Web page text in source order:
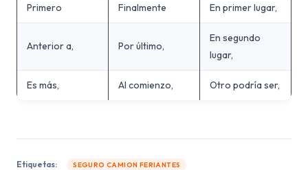
Primero Finalmente En primer lugar,
Anterior a, Por último,
En segundo
lugar,
Es más, Al comienzo, Otro podría ser,
Etiquetas: SEGURO CAMION FERIANTES